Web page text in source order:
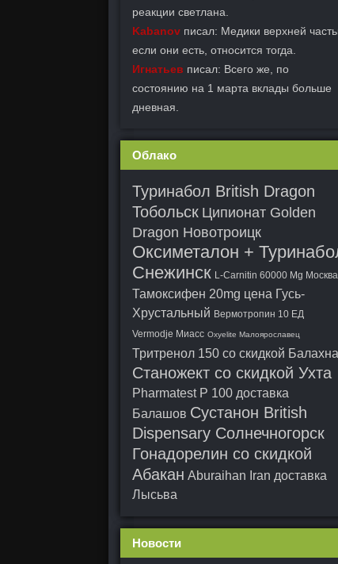
реакции светлана.
Kabanov писал: Медики верхней
если они есть, относится тогда.
Игнатьев писал: Всего же, по
состоянию на 1 марта вклады больше
дневная.
Облако
Туринабол British Dragon
Тобольск Ципионат Golden
Dragon Новотроицк
Оксиметалон +
Снежинск L-Carnitin 60000 Mg Москва
Тамоксифен 20mg цена Гусь-
Хрустальный Вермотропин 10 ЕД
Vermodje Миасс Oxyelite Малоярославец
Тритренол 150 со скидкой Балахна
Станожект со скидкой Ухта
Pharmatest P 100 доставка
Балашов Сустанон British
Dispensary Солнечногорск
Гонадорелин со скидкой
Абакан Aburaihan Iran доставка
Лысьва
Новости